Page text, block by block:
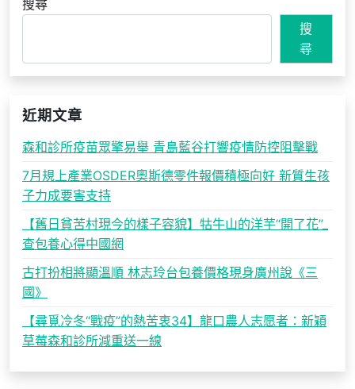
搜尋
搜
尋
近期文章
森和診所疫苗眾擎易舉 青島藍谷打響疫情防控阻擊戰
7月規上產業OSDER奧斯德零件報價積極向好 新質生孩
子力成要害支持
【舊日貧苦村現今的樣子容貌】牯牛山的洋芋“開了花”_
查包養心得中國網
古打扮相將顯溫順 林志玲台包養價格現身廣州說《三
國》
【尋覓冷冬“戰疫”的熱苦衷34】龍口農人志愿者：新穎
草莓森和診所減重送一線